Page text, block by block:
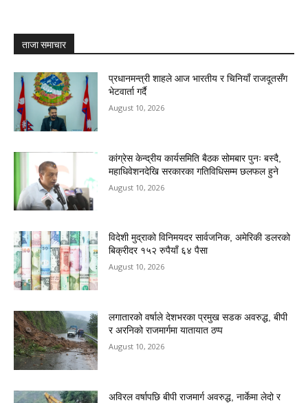
ताजा समाचार
प्रधानमन्त्री शाहले आज भारतीय र चिनियाँ राजदूतसँग
भेटवार्ता गर्दै
August 10, 2026
कांग्रेस केन्द्रीय कार्यसमिति बैठक सोमबार पुनः बस्दै,
महाधिवेशनदेखि सरकारका गतिविधिसम्म छलफल हुने
August 10, 2026
विदेशी मुद्राको विनिमयदर सार्वजनिक, अमेरिकी डलरको
बिक्रीदर १५२ रुपैयाँ ६४ पैसा
August 10, 2026
लगातारको वर्षाले देशभरका प्रमुख सडक अवरुद्ध, बीपी
र अरनिको राजमार्गमा यातायात ठप्प
August 10, 2026
अविरल वर्षापछि बीपी राजमार्ग अवरुद्ध, नार्केमा लेदो र